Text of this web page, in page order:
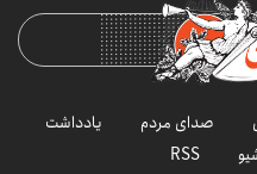
صدای مردم
یادداشت
RSS